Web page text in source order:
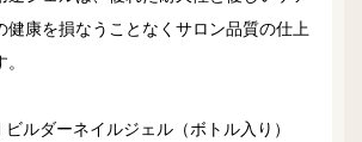
健康を損なうことなくサロン品質の仕上
ルダーネイルジェル（ボトル入り）